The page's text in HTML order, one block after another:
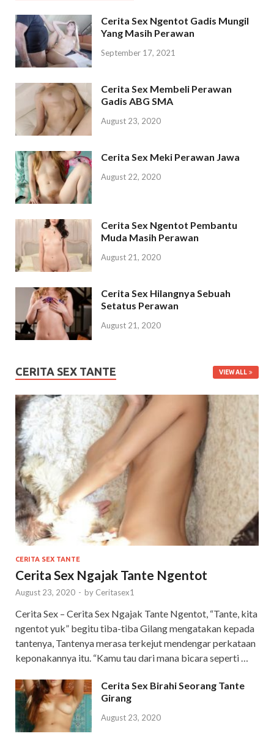
Cerita Sex Ngentot Gadis Mungil
Yang Masih Perawan
September 17, 2021
Cerita Sex Membeli Perawan
Gadis ABG SMA
August 23, 2020
Cerita Sex Meki Perawan Jawa
August 22, 2020
Cerita Sex Ngentot Pembantu
Muda Masih Perawan
August 21, 2020
Cerita Sex Hilangnya Sebuah
Setatus Perawan
August 21, 2020
CERITA SEX TANTE VIEW ALL
CERITA SEX TANTE
Cerita Sex Ngajak Tante Ngentot
August 23, 2020 - by Ceritasex1
Cerita Sex – Cerita Sex Ngajak Tante Ngentot, “Tante, kita
ngentot yuk” begitu tiba-tiba Gilang mengatakan kepada
tantenya, Tantenya merasa terkejut mendengar perkataan
keponakannya itu. “Kamu tau dari mana bicara seperti …
Cerita Sex Birahi Seorang Tante
Girang
August 23, 2020